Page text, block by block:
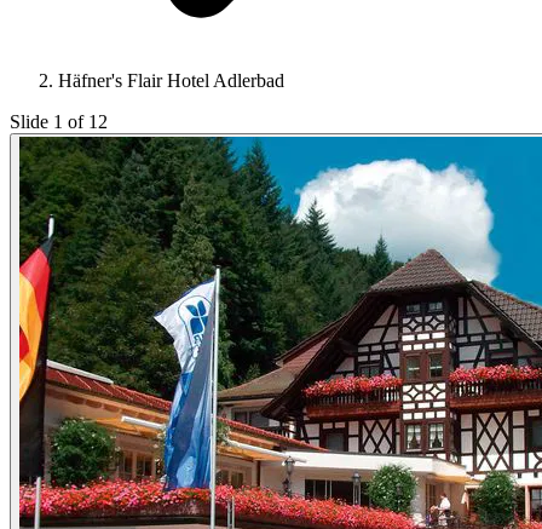
Häfner's Flair Hotel Adlerbad
Slide 1 of 12